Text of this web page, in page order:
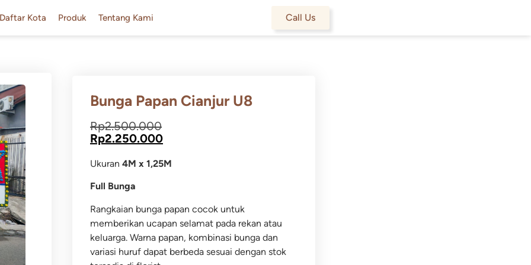
Daftar Kota Produk Tentang Kami Call Us
Bunga Papan Cianjur U8
Rp2.500.000
Rp2.250.000
Ukuran 4M x 1,25M
Full Bunga
Rangkaian bunga papan cocok untuk
memberikan ucapan selamat pada rekan atau
keluarga. Warna papan, kombinasi bunga dan
variasi huruf dapat berbeda sesuai dengan stok